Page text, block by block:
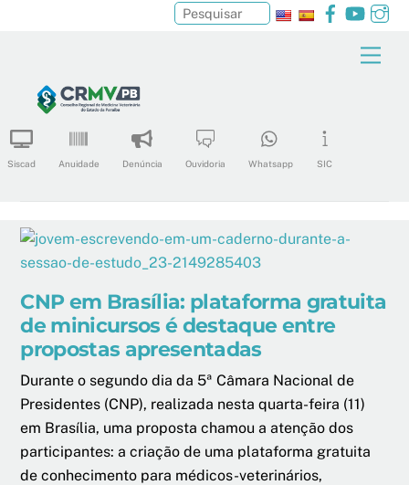
content
Facebook
Siscad Anuidade Denúncia Ouvidoria Whatsapp SIC
Pesquisar
CNP em Brasília: plataforma gratuita
de minicursos é destaque entre
propostas apresentadas
Durante o segundo dia da 5ª Câmara Nacional de
Presidentes (CNP), realizada nesta quarta-feira (11)
em Brasília, uma proposta chamou a atenção dos
participantes: a criação de uma plataforma gratuita
de conhecimento para médicos-veterinários,